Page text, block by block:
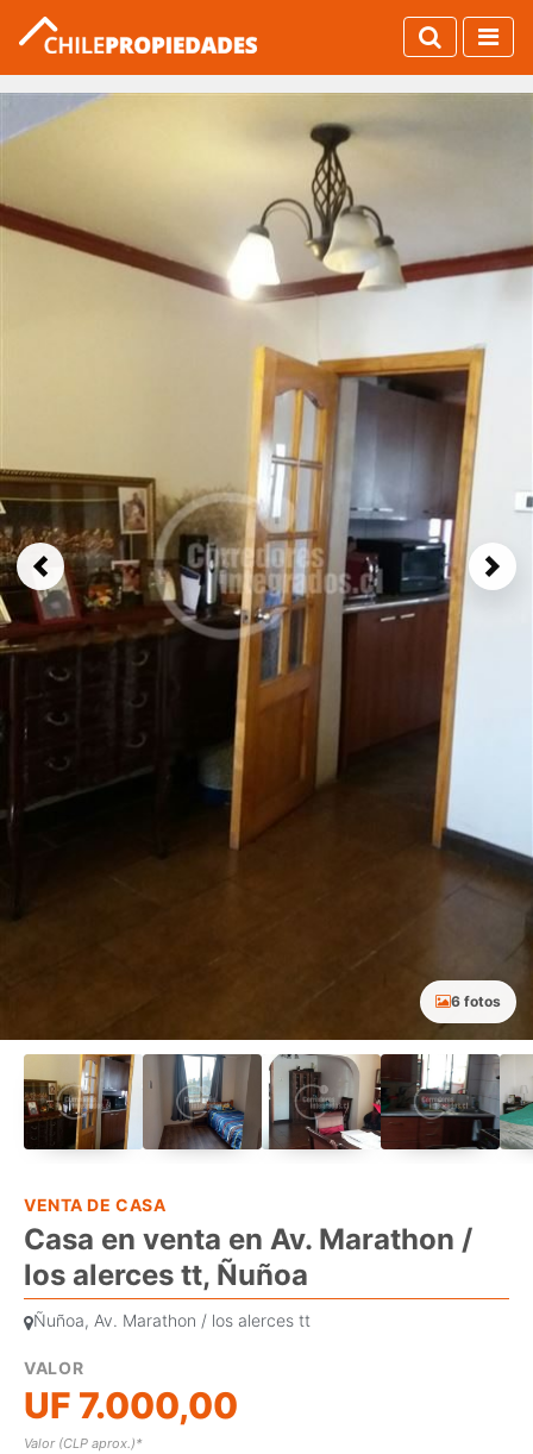
Previous Next
6 fotos
VENTA DE CASA
Casa en venta en Av. Marathon /
los alerces tt, Ñuñoa
Ñuñoa, Av. Marathon / los alerces tt
VALOR
UF 7.000,00
Valor (CLP aprox.)*